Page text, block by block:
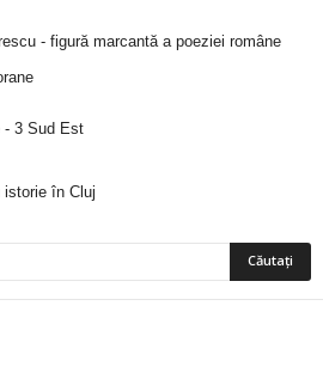
- figură marcantă a poeziei române
- 3 Sud Est
istorie în Cluj